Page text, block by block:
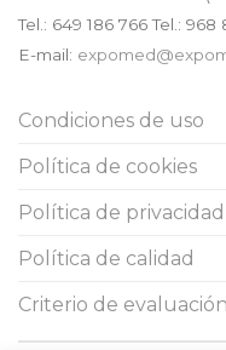
Tel.: 649 186 766Tel.: 968
E-mail:
Condiciones de uso
Política de cookies
Política de privacidad
Política de calidad
Criterio de